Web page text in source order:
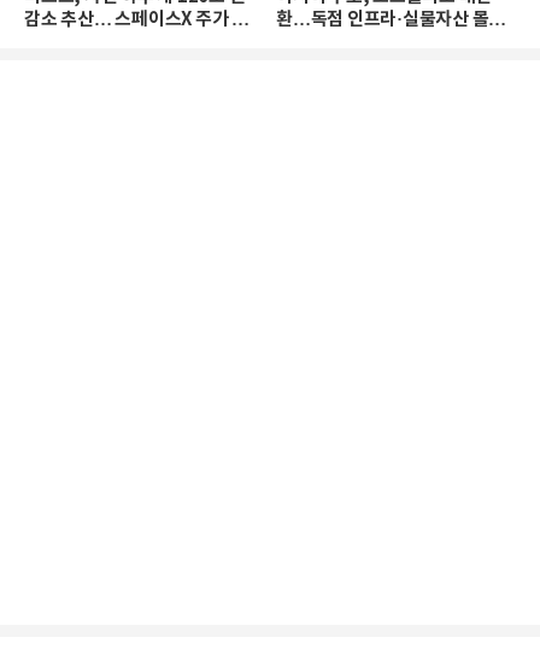
감소 추산… 스페이스X 주가 하
환…독점 인프라·실물자산 몰린